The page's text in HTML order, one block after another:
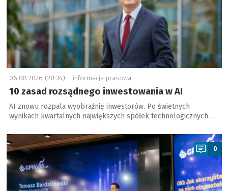
06.08.2026 (20:34) – informacja prasowa
10 zasad rozsądnego inwestowania w AI
AI znowu rozpala wyobraźnię inwestorów. Po świetnych
wynikach kwartalnych największych spółek technologicznych …
a
0